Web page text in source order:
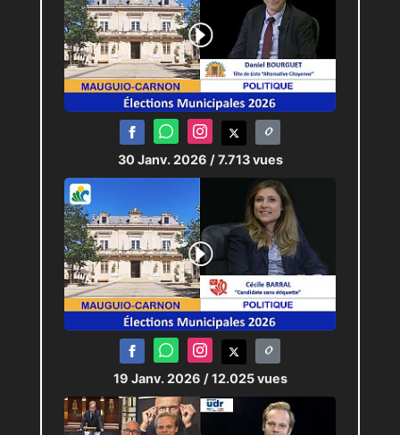
30 Janv. 2026 / 7.713 vues
19 Janv. 2026 / 12.025 vues